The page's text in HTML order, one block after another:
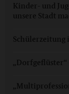
Kinder- und
unsere Stadt
Schülerzeitung